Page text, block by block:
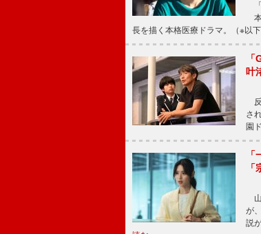
「
本
長を描く本格医療ドラマ。（※
叶
反
さ
園
山
が
説